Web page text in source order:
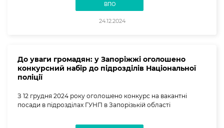
ВПО
24.12.2024
До уваги громадян: у Запоріжжі оголошено
конкурсний набір до підрозділів Національної
поліції
З 12 грудня 2024 року оголошено конкурс на вакантні
посади в підрозділах ГУНП в Запорізькій області